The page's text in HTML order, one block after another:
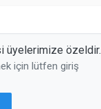
üyelerimize özeldir.
için lütfen giriş